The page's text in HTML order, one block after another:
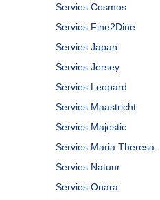
Servies Cosmos
Servies Fine2Dine
Servies Japan
Servies Jersey
Servies Leopard
Servies Maastricht
Servies Majestic
Servies Maria Theresa
Servies Natuur
Servies Onara